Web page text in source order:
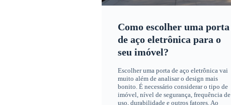
Como escolher uma porta
de aço eletrônica para o
seu imóvel?
Escolher uma porta de aço eletrônica vai
muito além de analisar o design mais
bonito. É necessário considerar o tipo de
imóvel, nível de segurança, frequência de
uso, durabilidade e outros fatores. Ao